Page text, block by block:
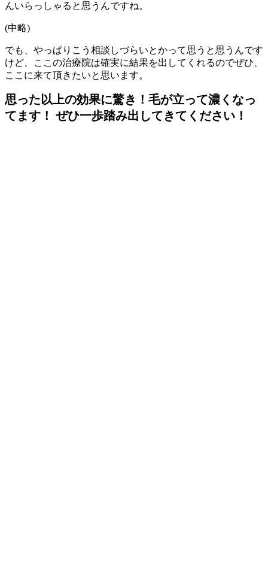
んいらっしゃると思うんですね。
(中略)
でも、やっぱりこう相談しづらいとかって思うと思うんです
けど、ここの治療院は確実に結果を出してくれるのでぜひ、
ここに来て頂きたいと思います。
思った以上の効果に驚き！毛が立って濃くなっ
てます！ ぜひ一歩踏み出してきてください！